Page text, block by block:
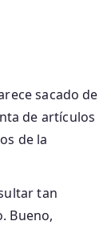
sacado de
de artículos
de la
tan
Bueno,